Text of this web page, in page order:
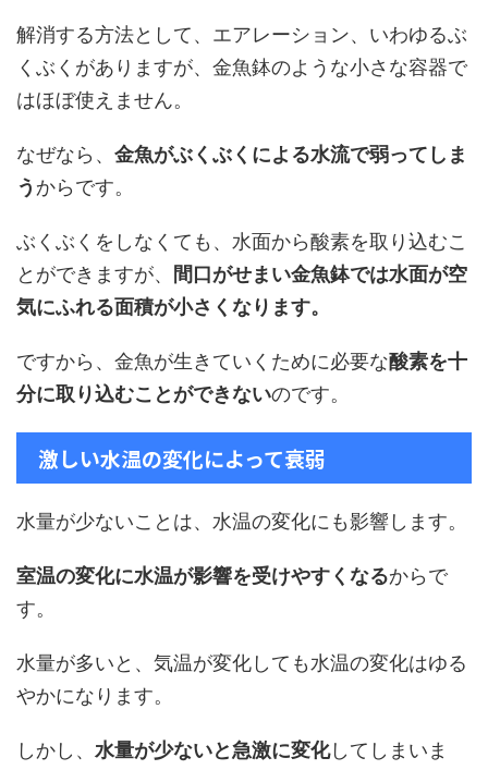
解消する方法として、エアレーション、いわゆるぶ
くぶくがありますが、金魚鉢のような小さな容器で
はほぼ使えません。
なぜなら、 金魚がぶくぶくによる水流で弱ってしま
う からです。
ぶくぶくをしなくても、水面から酸素を取り込むこ
とができますが、
間口がせまい金魚鉢では水面が空
気にふれる面積が小さくなります。
ですから、金魚が生きていくために必要な酸素を十
分に取り込むことができないのです。
激しい水温の変化によって衰弱
水量が少ないことは、水温の変化にも影響します。
室温の変化に水温が影響を受けやすくなるからで
す。
水量が多いと、気温が変化しても水温の変化はゆる
やかになります。
しかし、 水量が少ないと急激に変化してしまいま